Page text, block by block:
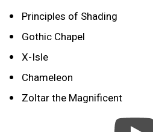
Principles of Shading
Gothic Chapel
X-Isle
Chameleon
Zoltar the Magnificent